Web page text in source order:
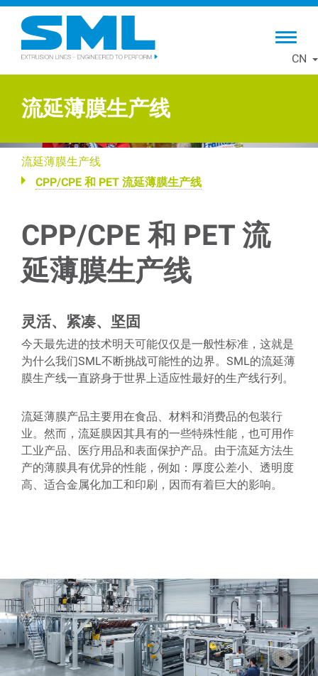
Skip
CN
流延薄膜生产线
流延薄膜生产线
CPP/CPE 和 PET 流延薄膜生产线
CPP/CPE 和 PET 流
延薄膜生产线
灵活、紧凑、坚固
今天最先进的技术明天可能仅仅是一般性标准，这就是
为什么我们SML不断挑战可能性的边界。SML的流延薄
膜生产线一直跻身于世界上适应性最好的生产线行列。
流延薄膜产品主要用在食品、材料和消费品的包装行
业。然而，流延膜因其具有的一些特殊性能，也可用作
工业产品、医疗用品和表面保护产品。由于流延方法生
产的薄膜具有优异的性能，例如：厚度公差小、透明度
高、适合金属化加工和印刷，因而有着巨大的影响。